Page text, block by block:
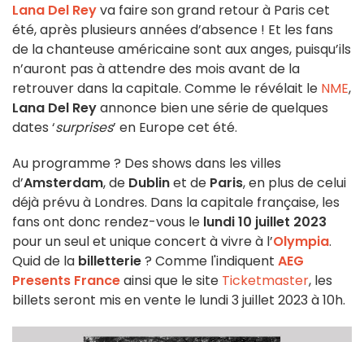
Lana Del Reyva faire son grand retour à Paris cet
été, après plusieurs années d’absence ! Et les fans
de la chanteuse américaine sont aux anges, puisqu’ils
n’auront pas à attendre des mois avant de la
retrouver dans la capitale. Comme le révélait le NME,
Lana Del Reyannonce bien une série de quelques
dates ‘surprises’ en Europe cet été.
Au programme ? Des shows dans les villes
d’Amsterdam, de Dublinet de Paris, en plus de celui
déjà prévu à Londres. Dans la capitale française, les
fans ont donc rendez-vous le lundi 10 juillet 2023
pour un seul et unique concert à vivre à l’Olympia.
Quid de la billetterie? Comme l'indiquent AEG
Presents Franceainsi que le site Ticketmaster, les
billets seront mis en vente le lundi 3 juillet 2023 à 10h.